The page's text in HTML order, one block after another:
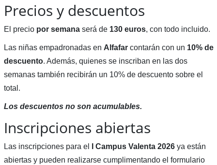
Precios y descuentos
El precio por semanaserá de 130 euros, con todo incluido.
Las niñas empadronadas en Alfafarcontarán con un 10% de
descuento. Además, quienes se inscriban en las dos
semanas también recibirán un 10% de descuento sobre el
total.
Los descuentos no son acumulables.
Inscripciones abiertas
Las inscripciones para el I Campus Valenta 2026ya están
abiertas y pueden realizarse cumplimentando el formulario